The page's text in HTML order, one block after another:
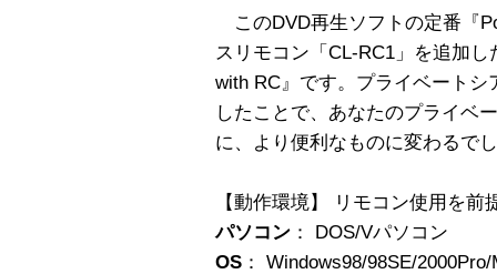
このDVD再生ソフトの定番『
スリモコン「CL-RC1」を追加
with RC』です。プライベート
したことで、あなたのプライベ
に、より便利なものに変わるで
【動作環境】 リモコン使用を前
パソコン ： DOS/Vパソコン
OS ： Windows98/98SE/